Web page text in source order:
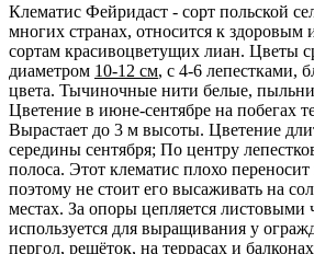
Клематис Фейридаст - сорт польской
многих странах, относится к здоровым
сортам красивоцветущих лиан. Цветы
диаметром 10-12 см, с 4-6 лепестками,
цвета. Тычиночные нити белые,
Цветение в июне-сентябре на побегах
Вырастает до 3 м высоты. Цветение
середины сентября; По центру
полоса. Этот клематис плохо переносит
поэтому не стоит его высаживать на
местах. За опоры цепляется
используется для выращивания у
пергол, решёток, на террасах и